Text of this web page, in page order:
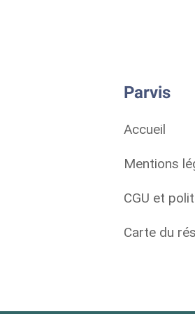
Parvis
Accueil
Mentions
CGU et
Carte du